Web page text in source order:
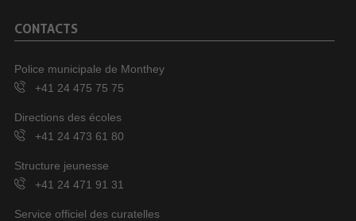
CONTACTS
Police municipale de Monthey
+41 24 475 75 75
Directions des écoles
+41 24 473 61 80
Structure jeunesse
+41 24 471 91 31
Service officiel des curatelles